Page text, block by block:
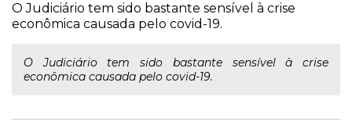
O Judiciário tem sido bastante sensível à crise
econômica causada pelo covid-19.
O Judiciário tem sido bastante sensível à crise
econômica causada pelo covid-19.